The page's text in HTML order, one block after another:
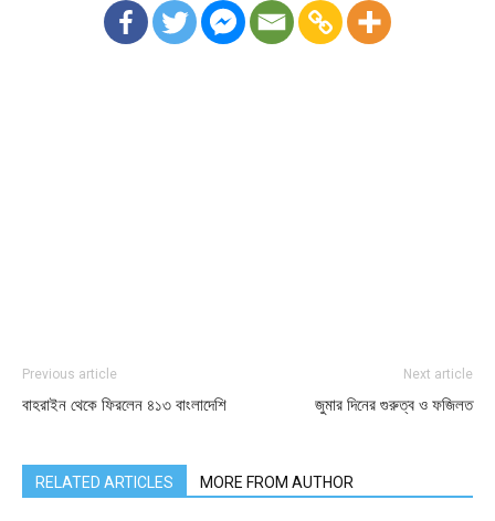
Previous article
বাহরাইন থেকে ফিরলেন ৪১৩ বাংলাদেশি
Next article
জুমার দিনের গুরুত্ব ও ফজিলত
RELATED ARTICLES MORE FROM AUTHOR